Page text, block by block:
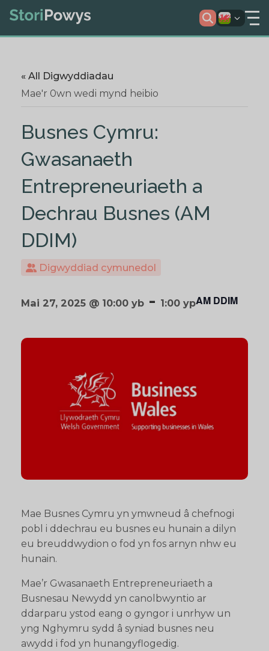
« All Digwyddiadau
Mae'r 0wn wedi mynd heibio
Busnes Cymru:
Gwasanaeth
Entrepreneuriaeth a
Dechrau Busnes (AM
DDIM)
Digwyddiad cymunedol
Mai 27, 2025 @ 10:00 yb - 1:00 ypAM DDIM
Mae Busnes Cymru yn ymwneud â chefnogi
pobl i ddechrau eu busnes eu hunain a dilyn
eu breuddwydion o fod yn fos arnyn nhw eu
hunain.
Mae’r Gwasanaeth Entrepreneuriaeth a
Busnesau Newydd yn canolbwyntio ar
ddarparu ystod eang o gyngor i unrhyw un
yng Nghymru sydd â syniad busnes neu
awydd i fod yn hunangyflogedig.